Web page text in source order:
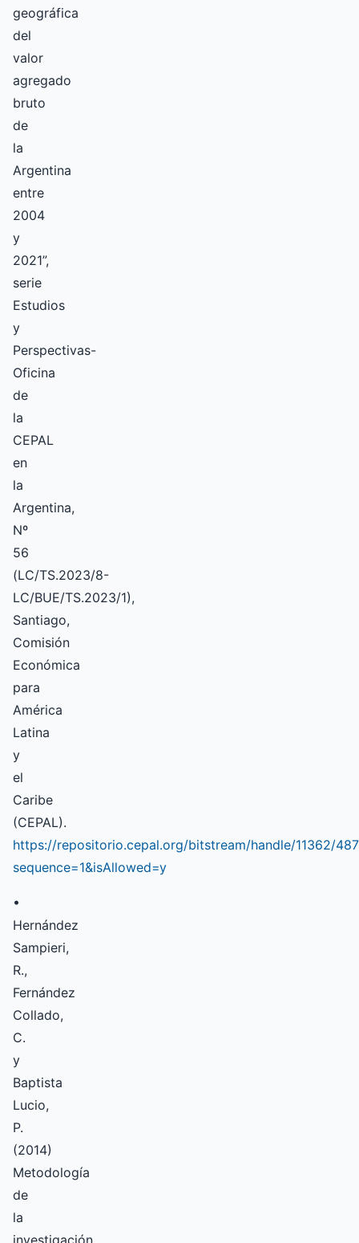
geográfica
del
valor
agregado
bruto
de
la
Argentina
entre
2004
y
2021”,
serie
Estudios
y
Perspectivas-
Oficina
de
la
CEPAL
en
la
Argentina,
Nº
56
(LC/TS.2023/8-
LC/BUE/TS.2023/1),
Santiago,
Comisión
Económica
para
América
Latina
y
el
Caribe
(CEPAL).
https://repositorio.cepal.org/bitstream/handle/11362/
sequence=1&isAllowed=y
•
Hernández
Sampieri,
R.,
Fernández
Collado,
C.
y
Baptista
Lucio,
P.
(2014)
Metodología
de
la